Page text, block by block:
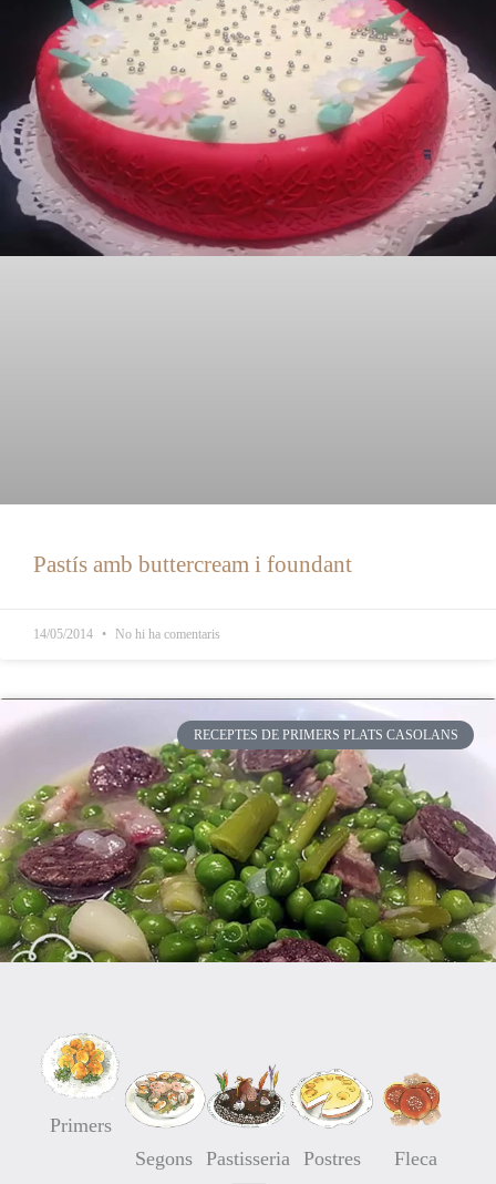
Pastís amb buttercream i foundant
14/05/2014 No hi ha comentaris
RECEPTES DE PRIMERS PLATS CASOLANS
Primers
Segons
Pastisseria Postres Fleca